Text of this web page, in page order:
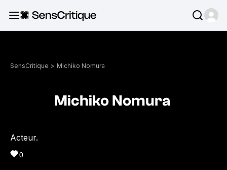
SensCritique > Michiko Nomura
Michiko Nomura
Acteur.
0